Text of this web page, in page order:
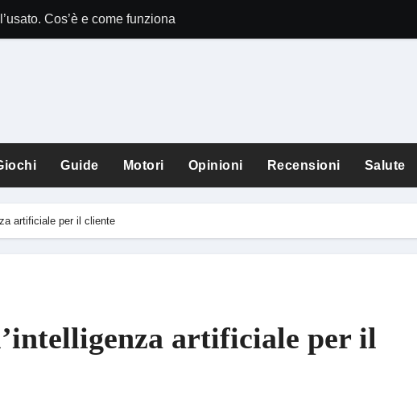
Cos’è e come funziona
Guide Motori Opinioni Recensioni Salute
artificiale per il cliente
artificiale per il